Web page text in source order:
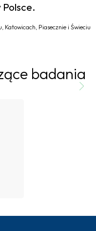
Katowicach, Piasecznie i Świeciu
badania